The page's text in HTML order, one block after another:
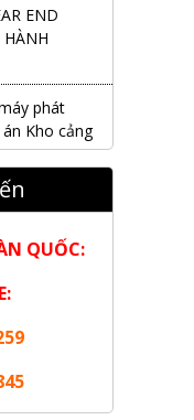
END
phát
Kho cảng
tác năm
vụ năm
lịch Hạ
năm phát
QUỐC: